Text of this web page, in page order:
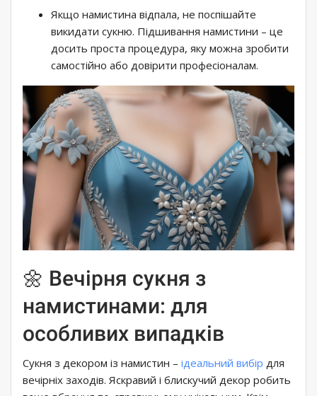
Якщо намистина відпала, не поспішайте
викидати сукню. Підшивання намистини – це
досить проста процедура, яку можна зробити
самостійно або довірити професіоналам.
🌼 Вечірня сукня з
намистинами: для
особливих випадків
Сукня з декором із намистин – ідеальний вибір для
вечірніх заходів. Яскравий і блискучий декор робить